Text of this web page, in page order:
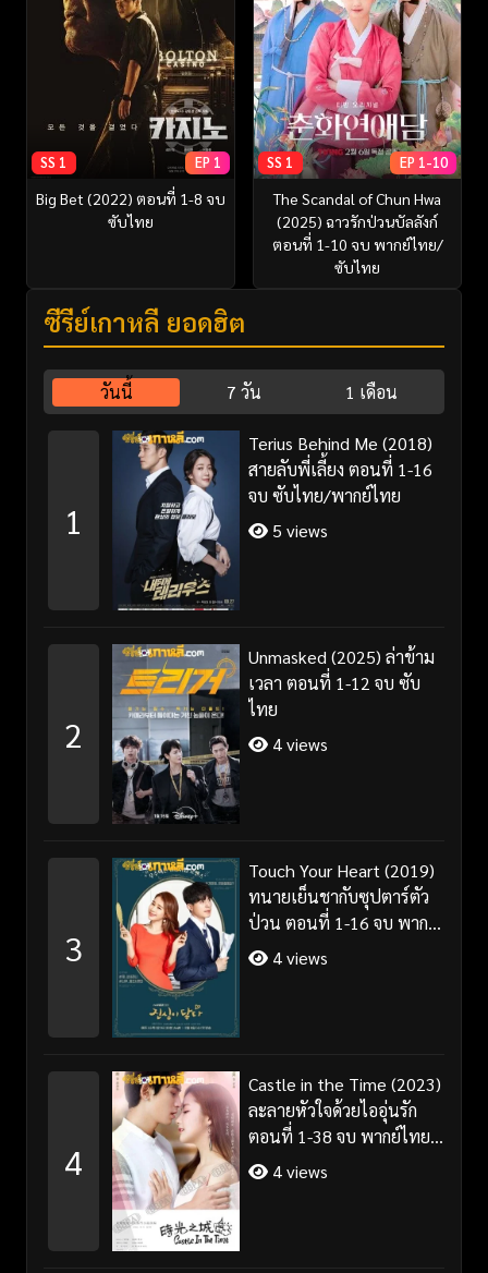
SS 1 EP 1
Big Bet (2022) ตอนที่ 1-8 จบ
ซับไทย
SS 1 EP 1-10
The Scandal of Chun Hwa
(2025) ฉาวรักป่วนบัลลังก์
ตอนที่ 1-10 จบ พากย์ไทย/
ซับไทย
ซีรี่ย์เกาหลี ยอดฮิต
วันนี้ 7 วัน 1 เดือน
1
Terius Behind Me (2018)
สายลับพี่เลี้ยง ตอนที่ 1-16
จบ ซับไทย/พากย์ไทย
5 views
2
Unmasked (2025) ล่าข้าม
เวลา ตอนที่ 1-12 จบ ซับ
ไทย
4 views
3
Touch Your Heart (2019)
ทนายเย็นชากับซุปตาร์ตัว
ป่วน ตอนที่ 1-16 จบ พากย์
ไทย/ซับไทย
4 views
4
Castle in the Time (2023)
ละลายหัวใจด้วยไออุ่นรัก
ตอนที่ 1-38 จบ พากย์ไทย/
ซับไทย
4 views